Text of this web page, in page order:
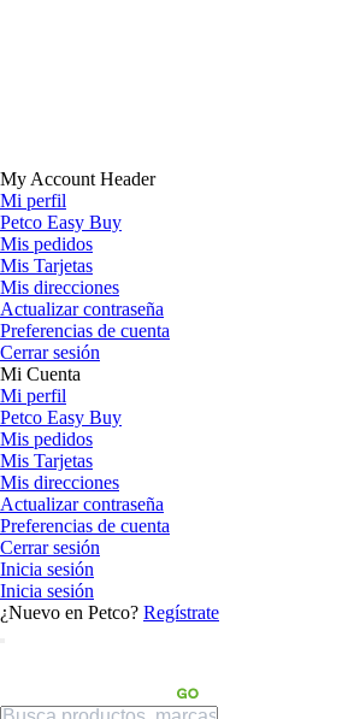
My Account Header
Mi perfil
Petco Easy Buy
Mis pedidos
Mis Tarjetas
Mis direcciones
Actualizar contraseña
Preferencias de cuenta
Cerrar sesión
Mi Cuenta
Mi perfil
Petco Easy Buy
Mis pedidos
Mis Tarjetas
Mis direcciones
Actualizar contraseña
Preferencias de cuenta
Cerrar sesión
Inicia sesión
Inicia sesión
¿Nuevo en Petco? Regístrate